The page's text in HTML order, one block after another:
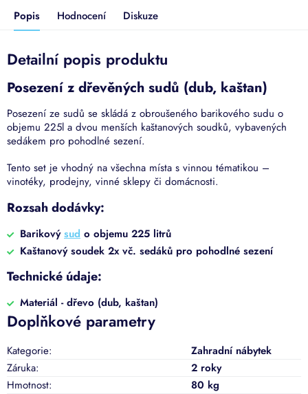
Popis Hodnocení Diskuze
Detailní popis produktu
Posezení z dřevěných sudů (dub, kaštan)
Posezení ze sudů se skládá z obroušeného barikového sudu o
objemu 225l a dvou menších kaštanových soudků, vybavených
sedákem pro pohodlné sezení.
Tento set je vhodný na všechna místa s vinnou tématikou –
vinotéky, prodejny, vinné sklepy či domácnosti.
Rozsah dodávky:
Barikovýsud o objemu 225 litrů
Kaštanový soudek 2x vč. sedáků pro pohodlné sezení
Technické údaje:
Materiál - dřevo (dub, kaštan)
Doplňkové parametry
Kategorie:
Zahradní nábytek
Záruka:
2 roky
Hmotnost:
80 kg